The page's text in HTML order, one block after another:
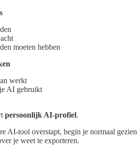
moeten hebben
werkt
AI gebruikt
persoonlijk AI-profiel.
AI-tool overstapt, begin je normaal
je weet te exporteren.